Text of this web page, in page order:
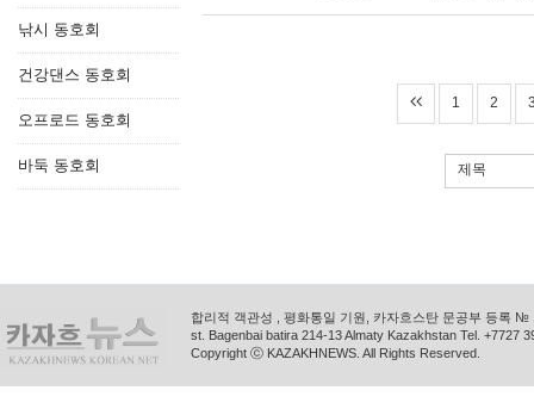
낚시 동호회
건강댄스 동호회
오프로드 동호회
바둑 동호회
1 2
제목
합리적 객관성 , 평화통일 기원, 카자흐스탄 문공부 등록
st. Bagenbai batira 214-13 Almaty Kazakhstan Tel. +7727
Copyright ⓒ KAZAKHNEWS. All Rights Reserved.